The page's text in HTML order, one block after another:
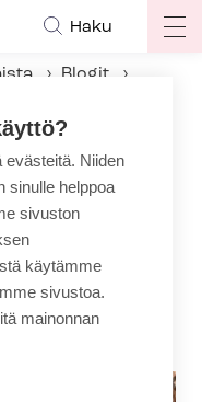
Haku
Blogit
hen­
evästeitä. Niiden
sinulle helppoa
sivuston
käytämme
sivustoa.
mainonnan